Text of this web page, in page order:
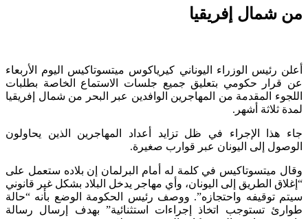
من شمال إفريقيا
أعلن رئيس الوزراء اليوناني كيرياكوس ميتسوتاكيس اليوم الأربعاء
عن قرار حكومي بتعليق جميع جلسات الاستماع الخاصة بطلبات
اللجوء المقدمة من المهاجرين الوافدين عبر البحر من شمال إفريقيا
لمدة ثلاثة أشهر.
جاء هذا الإجراء في ظل تزايد أعداد المهاجرين الذين يحاولون
الوصول إلى اليونان عبر قوارب صغيرة.
وقال ميتسوتاكيس في كلمة له أمام البرلمان إن بلاده ستعمل على
“إغلاق الطريق إلى اليونان، وأي مهاجر يدخل البلاد بشكل غير قانوني
سيتم توقيفه واحتجازه”. ووصف رئيس الحكومة الوضع بأنه “حالة
طوارئ تستوجب اتخاذ إجراءات استثنائية” بهدف إرسال رسالة